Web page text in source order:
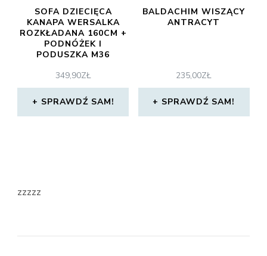
SOFA DZIECIĘCA
KANAPA WERSALKA
ROZKŁADANA 160CM +
PODNÓŻEK I
PODUSZKA M36
349,90ZŁ
SPRAWDŹ SAM!
BALDACHIM WISZĄCY
ANTRACYT
235,00ZŁ
SPRAWDŹ SAM!
zzzzz